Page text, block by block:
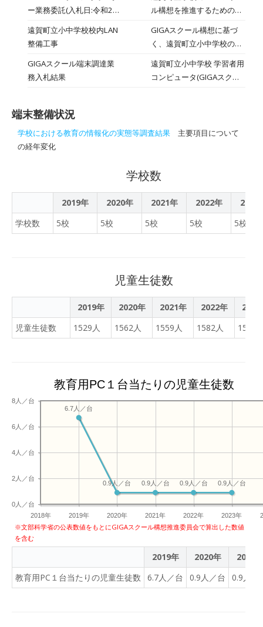
ろできて、何こあまります
か。」を作成し、児童に配
布しました。※① ■考え方
を補助するため、先生が26
この数図ﾌﾞﾛｯｸも発表ﾉｰﾄに
貼付していますので、それ
（6ページ)。
ー業務委託(入札日:令和2年
ル構想を推進するための、
務委託に係る指名競争入札
が公告されています。
遠賀町立小中学校校内LAN
整備工事
GIGAスクール構想に基づ
く、遠賀町立小中学校の校
結果が公表されています。
GIGAスクール端末調達業
務入札結果
遠賀町立小中学校 学習者用
コンピュータ(GIGAスクー
端末整備状況
学校における教育の情報化の実態等調査結果 主要項目について
の経年変化
学校数
2019年 2020年 2021年 2022年
2023
学校数
5校 5校 5校 5校 5校
児童生徒数
2019年 2020年 2021年 2022年
2023
児童生徒数
1529人 1562人 1559人 1582人 1546
教育用PC１台当たりの児童生徒数
2018年 2019年 2020年 2021年 2022年 2023年
0人／台
2人／台
4人／台
6人／台
8人／台
0.9人／台
0.9人／台
0.9人／台
0.9人／台
6.7人／台
※文部科学省の公表数値をもとにGIGAスクール構想推進委員会で算出した数値
を含む
2019年 2020年
2021年
教育用PC１台当たりの児童生徒数
6.7人／台 0.9人／台 0.9人／